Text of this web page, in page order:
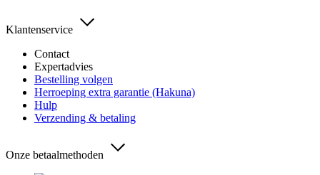
Klantenservice
Contact
Expertadvies
Bestelling volgen
Herroeping extra garantie (Hakuna)
Hulp
Verzending & betaling
Onze betaalmethoden